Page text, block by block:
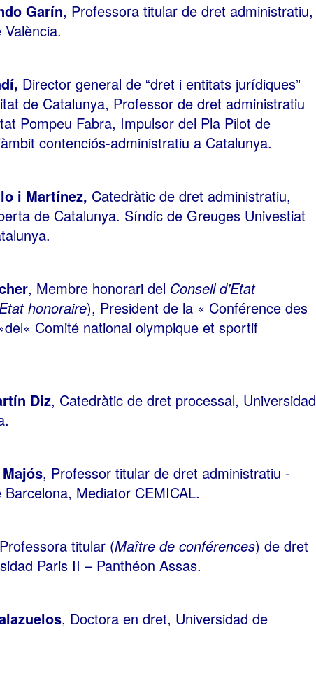
Garín, Professora titular de dret administratiu,
Director general de “dret i entitats jurídiques”
de Catalunya, Professor de dret administratiu
Pompeu Fabra, Impulsor del Pla Pilot de
contenciós-administratiu a Catalunya.
i Martínez, Catedràtic de dret administratiu,
de Catalunya. Síndic de Greuges Univestiat
, Membre honorari del Conseil d’Etat
honoraire), President de la « Conférence des
Comité national olympique et sportif
Diz, Catedràtic de dret processal, Universidad
, Professor titular de dret administratiu -
Mediator CEMICAL.
titular (Maître de conférences) de dret
Paris II – Panthéon Assas.
, Doctora en dret, Universidad de